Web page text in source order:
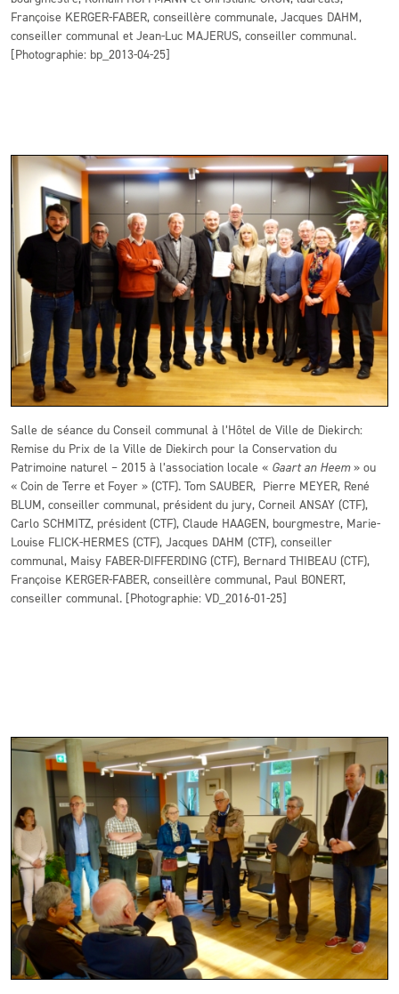
Françoise KERGER-FABER, conseillère communale, Jacques DAHM,
conseiller communal et Jean-Luc MAJERUS, conseiller communal.
[Photographie: bp_2013-04-25]
Salle de séance du Conseil communal à l’Hôtel de Ville de Diekirch:
Remise du Prix de la Ville de Diekirch pour la Conservation du
Patrimoine naturel – 2015 à l’association locale « Gaart an Heem» ou
« Coin de Terre et Foyer » (CTF). Tom SAUBER, Pierre MEYER, René
BLUM, conseiller communal, président du jury, Corneil ANSAY (CTF),
Carlo SCHMITZ, président (CTF), Claude HAAGEN, bourgmestre, Marie-
Louise FLICK-HERMES (CTF), Jacques DAHM (CTF), conseiller
communal, Maisy FABER-DIFFERDING (CTF), Bernard THIBEAU (CTF),
Françoise KERGER-FABER, conseillère communal, Paul BONERT,
conseiller communal. [Photographie: VD_2016-01-25]